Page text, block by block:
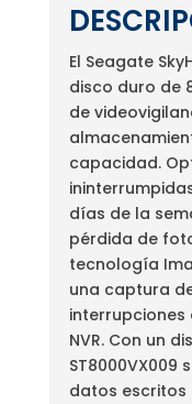
El Seagate
disco duro de
de
capacidad.
días de la
pérdida de
tecnología
una captura
interrupciones
NVR. Con un
ST8000VX009
datos escritos